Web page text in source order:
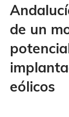
de un
eólicos